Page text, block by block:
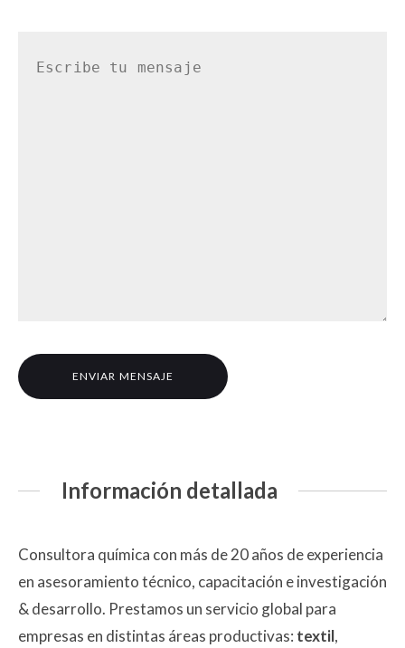
Información detallada
Consultora química con más de 20 años de experiencia
en asesoramiento técnico, capacitación e investigación
& desarrollo. Prestamos un servicio global para
empresas en distintas áreas productivas: textil,